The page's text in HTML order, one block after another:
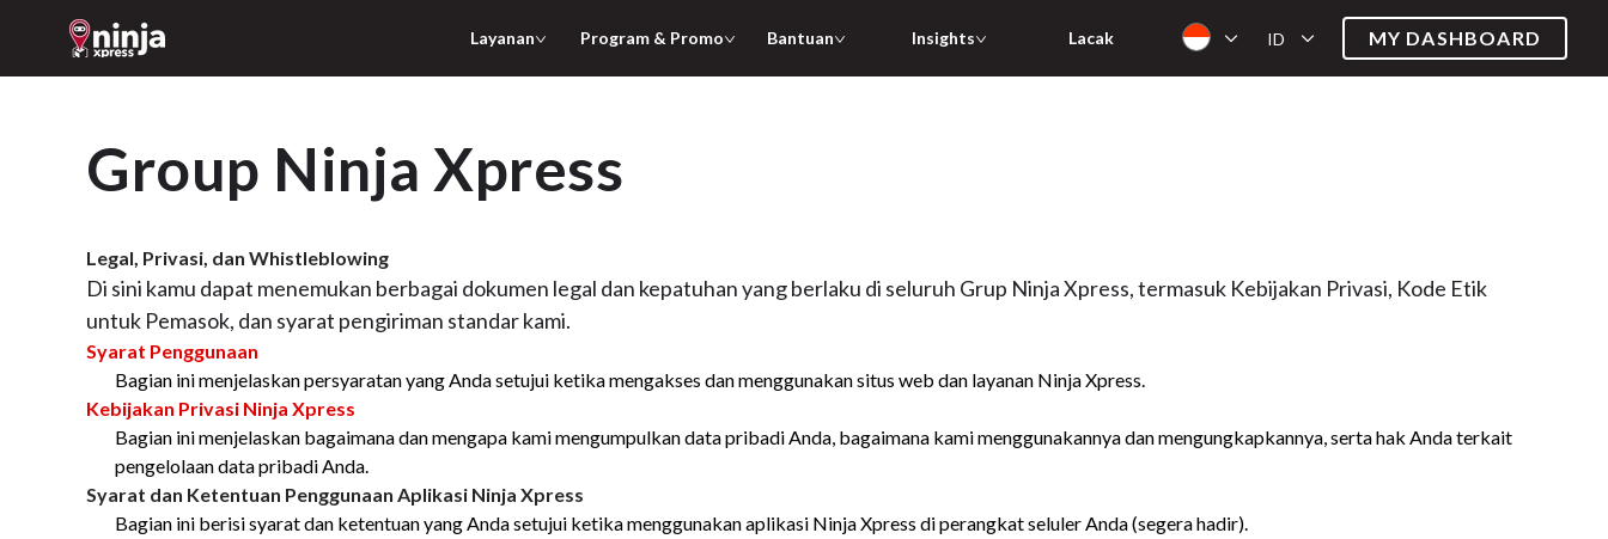
Layanan Program & Promo Bantuan Insights Lacak ID MY DASHBOARD
Group Ninja Xpress
Legal, Privasi, dan Whistleblowing
Di sini kamu dapat menemukan berbagai dokumen legal dan kepatuhan yang berlaku di seluruh Grup Ninja Xpress, termasuk Kebijakan Privasi, Kode Etik
untuk Pemasok, dan syarat pengiriman standar kami.
Syarat Penggunaan
Bagian ini menjelaskan persyaratan yang Anda setujui ketika mengakses dan menggunakan situs web dan layanan Ninja Xpress.
Kebijakan Privasi Ninja Xpress
Bagian ini menjelaskan bagaimana dan mengapa kami mengumpulkan data pribadi Anda, bagaimana kami menggunakannya dan mengungkapkannya, serta hak Anda terkait
pengelolaan data pribadi Anda.
Syarat dan Ketentuan Penggunaan Aplikasi Ninja Xpress
Bagian ini berisi syarat dan ketentuan yang Anda setujui ketika menggunakan aplikasi Ninja Xpress di perangkat seluler Anda (segera hadir).